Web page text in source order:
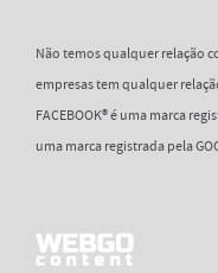
Não temos qualquer relação
empresas tem qualquer
FACEBOOK® é uma marca
uma marca registrada pela